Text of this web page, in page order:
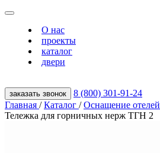
О нас
проекты
каталог
двери
заказать звонок
8 (800) 301‑91‑24
Главная / Каталог / Оснащение отелей
Тележка для горничных нерж ТГН 2